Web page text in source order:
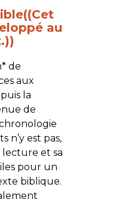
au
de
aux
la
de
n’y est pas,
lecture et sa
pour un
biblique.